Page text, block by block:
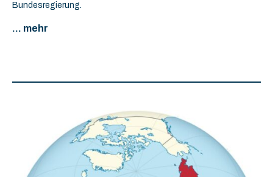
Bundesregierung.
... mehr